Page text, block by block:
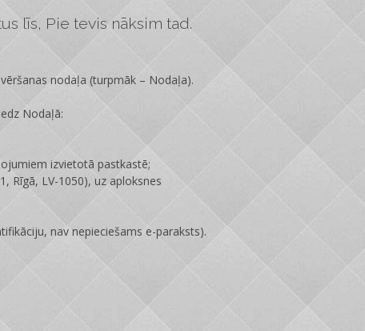
līs, Pie tevis nāksim tad.
nodaļa (turpmāk – Nodaļa).
Nodaļā:
izvietotā pastkastē;
Rīgā, LV-1050), uz aploksnes
nav nepieciešams e-paraksts).